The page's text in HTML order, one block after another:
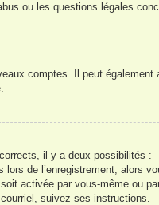
ou les questions légales
comptes. Il peut
il y a deux possibilités :
de l’enregistrement, alors
activée par vous-même ou
suivez ses instructions.